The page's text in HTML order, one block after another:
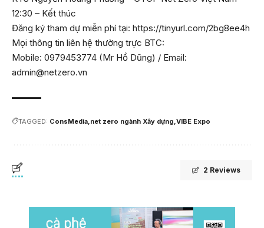
12:30 – Kết thúc
Đăng ký tham dự miễn phí tại: https://tinyurl.com/2bg8ee4h
Mọi thông tin liên hệ thường trực BTC:
Mobile: 0979453774 (Mr Hồ Dũng) / Email:
admin@netzero.vn
TAGGED: ConsMedia net zero ngành Xây dựng VIBE Expo
2 Reviews